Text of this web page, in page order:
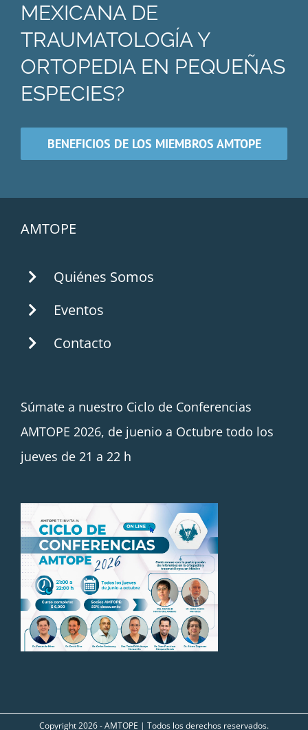
MEXICANA DE
TRAUMATOLOGÍA Y
ORTOPEDIA EN PEQUEÑAS
ESPECIES?
BENEFICIOS DE LOS MIEMBROS AMTOPE
AMTOPE
Quiénes Somos
Eventos
Contacto
Súmate a nuestro Ciclo de Conferencias
AMTOPE 2026, de juenio a Octubre todo los
jueves de 21 a 22 h
Copyright2026 - AMTOPE | Todos los derechos reservados.